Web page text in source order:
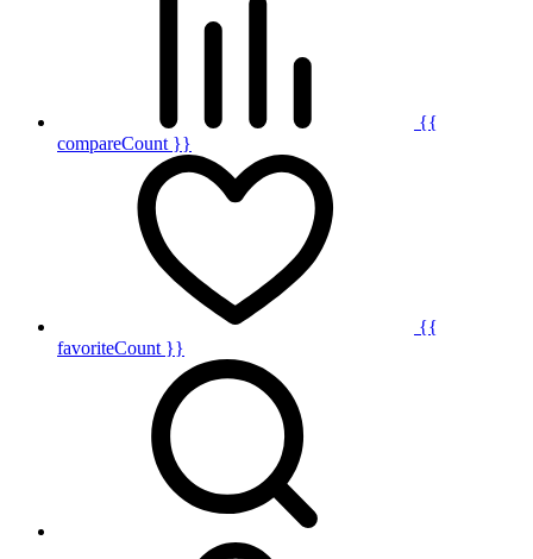
{{
compareCount }}
{{
favoriteCount }}